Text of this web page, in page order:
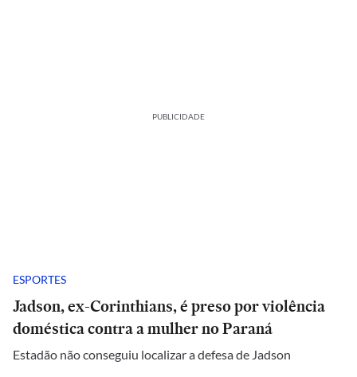
PUBLICIDADE
ESPORTES
Jadson, ex-Corinthians, é preso por violência
doméstica contra a mulher no Paraná
Estadão não conseguiu localizar a defesa de Jadson